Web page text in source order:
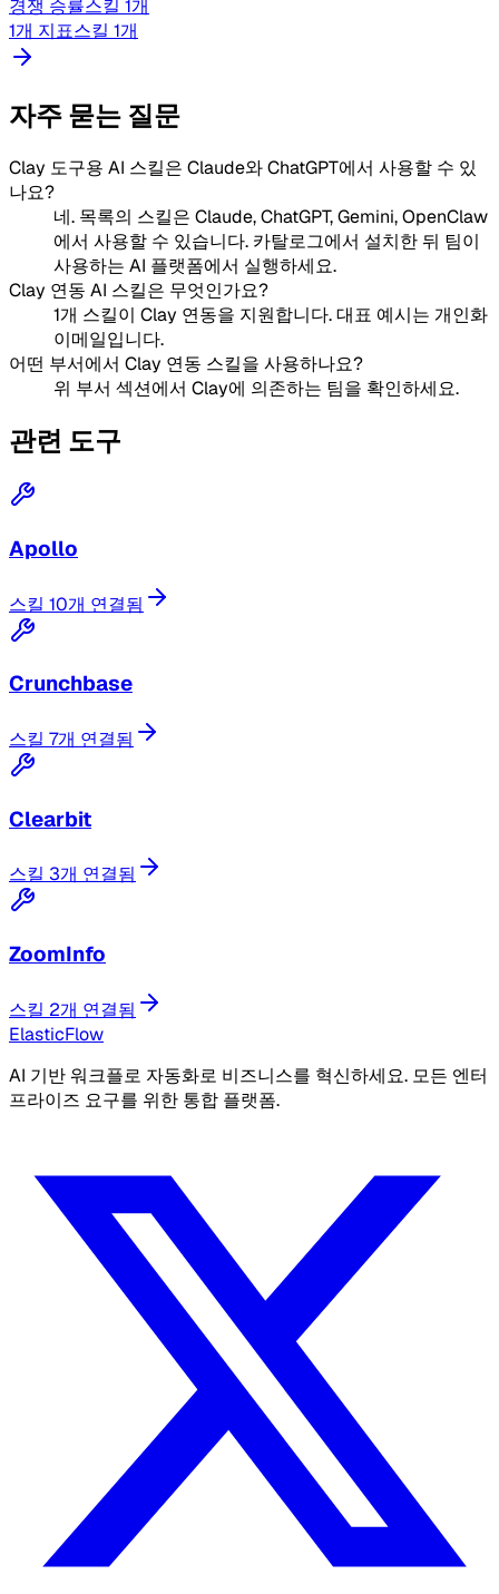
경쟁 승률스킬 1개
1개 지표스킬 1개
자주 묻는 질문
Clay 도구용 AI 스킬은 Claude와 ChatGPT에서 사용할 수 있
나요?
네. 목록의 스킬은 Claude, ChatGPT, Gemini, OpenClaw
에서 사용할 수 있습니다. 카탈로그에서 설치한 뒤 팀이
사용하는 AI 플랫폼에서 실행하세요.
Clay 연동 AI 스킬은 무엇인가요?
1개 스킬이 Clay 연동을 지원합니다. 대표 예시는 개인화
이메일입니다.
어떤 부서에서 Clay 연동 스킬을 사용하나요?
위 부서 섹션에서 Clay에 의존하는 팀을 확인하세요.
관련 도구
Apollo
스킬 10개 연결됨
Crunchbase
스킬 7개 연결됨
Clearbit
스킬 3개 연결됨
ZoomInfo
스킬 2개 연결됨
ElasticFlow
AI 기반 워크플로 자동화로 비즈니스를 혁신하세요. 모든 엔터
프라이즈 요구를 위한 통합 플랫폼.